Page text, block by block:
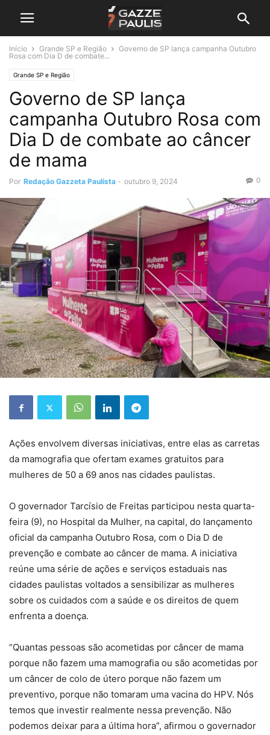
Início Grande SP e Região
Governo de SP lança campanha Outubro
Rosa com Dia D de combate...
Grande SP e Região
Governo de SP lança
campanha Outubro Rosa com
Dia D de combate ao câncer
de mama
Por Redação Gazzeta Paulista - outubro 9, 2024 0
Ações envolvem diversas iniciativas, entre elas as carretas
da mamografia que ofertam exames gratuitos para
mulheres de 50 a 69 anos nas cidades paulistas.
O governador Tarcísio de Freitas participou nesta quarta-
feira (9), no Hospital da Mulher, na capital, do lançamento
oficial da campanha Outubro Rosa, com o Dia D de
prevenção e combate ao câncer de mama. A iniciativa
reúne uma série de ações e serviços estaduais nas
cidades paulistas voltados a sensibilizar as mulheres
sobre os cuidados com a saúde e os direitos de quem
enfrenta a doença.
“Quantas pessoas são acometidas por câncer de mama
porque não fazem uma mamografia ou são acometidas por
um câncer de colo de útero porque não fazem um
preventivo, porque não tomaram uma vacina do HPV. Nós
temos que investir realmente nessa prevenção. Não
podemos deixar para a última hora”, afirmou o governador